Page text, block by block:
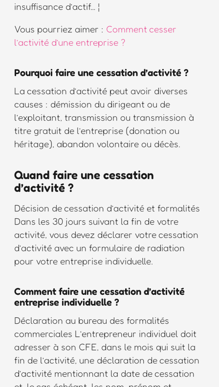
insuffisance d’actif… ¦
Vous pourriez aimer : Comment cesser
l’activité d’une entreprise ?
Pourquoi faire une cessation d’activité ?
La cessation d’activité peut avoir diverses
causes : démission du dirigeant ou de
l’exploitant, transmission ou transmission à
titre gratuit de l’entreprise (donation ou
héritage), abandon volontaire ou décès.
Quand faire une cessation
d’activité ?
Décision de cessation d’activité et formalités
Dans les 30 jours suivant la fin de votre
activité, vous devez déclarer votre cessation
d’activité avec un formulaire de radiation
pour votre entreprise individuelle.
Comment faire une cessation d’activité
entreprise individuelle ?
Déclaration au bureau des formalités
commerciales L’entrepreneur individuel doit
adresser à son CFE, dans le mois qui suit la
fin de l’activité, une déclaration de cessation
d’activité mentionnant la date de cessation